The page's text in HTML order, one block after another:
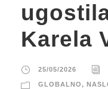
Karela
25/05/2026
GLOBALNO,